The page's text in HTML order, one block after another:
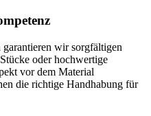
wir sorgfältigen
oder hochwertige
vor dem Material
die richtige Handhabung für